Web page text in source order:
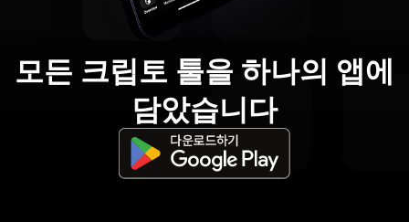
모든 크립토 툴을 하나의 앱에
담았습니다